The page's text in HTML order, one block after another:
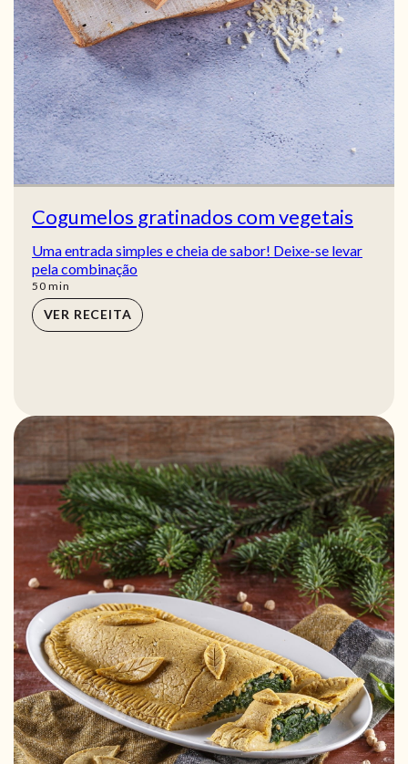
Cogumelos gratinados com vegetais
Uma entrada simples e cheia de sabor! Deixe-se levar
pela combinação
50min
min
VER RECEITA